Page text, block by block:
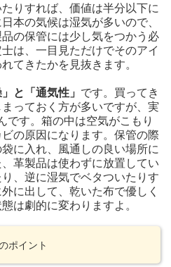
りすれば、価値は半分以下に
本の気候は湿気が多いので、
の保管には少し気をつかう必
は、一目見ただけでそのアイ
てきたかを見抜きます。
」と「通気性」 です。買ってき
っておく方が多いですが、実
です。箱の中は空気がこもり
の原因になります。保管の際
に入れ、風通しの良い場所に
革製品は使わずに放置してい
、逆に湿気でベタついたりす
に出して、乾いた布で優しく
は劇的に変わりますよ。
ポイント